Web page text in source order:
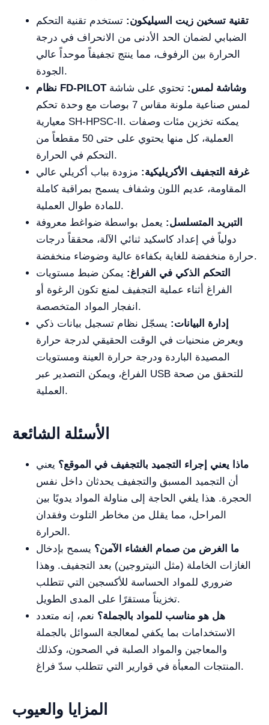
تقنية تسخين زيت السيليكون: تستخدم تقنية التحكم
الضبابي لضمان الحد الأدنى من الانحراف في درجة
الحرارة بين الرفوف، مما ينتج تجفيفاً موحداً عالي
الجودة.
نظام FD-PILOT وشاشة لمس: تحتوي على شاشة
لمس صناعية ملونة مقاس 7 بوصات مع وحدة تحكم
معيارية SH-HPSC-II. يمكنه تخزين مئات وصفات
العملية، كل منها يحتوي على حتى 50 مقطعاً من
التحكم في الحرارة.
غرفة التجفيف الأكريليكية: مزودة بباب أكريلي عالي
المقاومة، عديم اللون وشفاف يسمح بمراقبة كاملة
للمادة طوال العملية.
التبريد المتسلسل: يعمل بواسطة ضواغط معروفة
دولياً في إعداد كاسكيد ثنائي الآلة، محققاً درجات
حرارة منخفضة للغاية بكفاءة عالية وضوضاء منخفضة.
التحكم الذكي في الفراغ: يمكن ضبط مستويات
الفراغ أثناء عملية التجفيف لمنع تكون الرغوة أو
انفجار المواد المتخصصة.
إدارة البيانات: يسجّل نظام تسجيل بيانات ذكي
ويعرض منحنيات في الوقت الحقيقي لدرجة حرارة
المصيدة الباردة ودرجة حرارة العينة ومستويات
الفراغ، ويمكن التصدير عبر USB للتحقق من صحة
العملية.
الأسئلة الشائعة
ماذا يعني إجراء التجميد بالتجفيف في الموقع؟ يعني
أن التجميد المسبق والتجفيف يحدثان داخل نفس
الحجرة. هذا يلغي الحاجة إلى مناولة المواد يدويًا بين
المراحل، مما يقلل من مخاطر التلوث وفقدان
الحرارة.
ما الغرض من صمام الغشاء الآمن؟ يسمح بإدخال
الغازات الخاملة (مثل النيتروجين) بعد التجفيف. وهذا
ضروري للمواد الحساسة للأكسجين التي تتطلب
تخزيناً مستقرًا على المدى الطويل.
هل هو مناسب للمواد بالجملة؟ نعم، إنه متعدد
الاستخدامات بما يكفي لمعالجة السوائل بالجملة
والمعاجين والمواد الصلبة في الصحون، وكذلك
المنتجات المعبأة في قوارير التي تتطلب سدّ فراغ.
المزايا والعيوب